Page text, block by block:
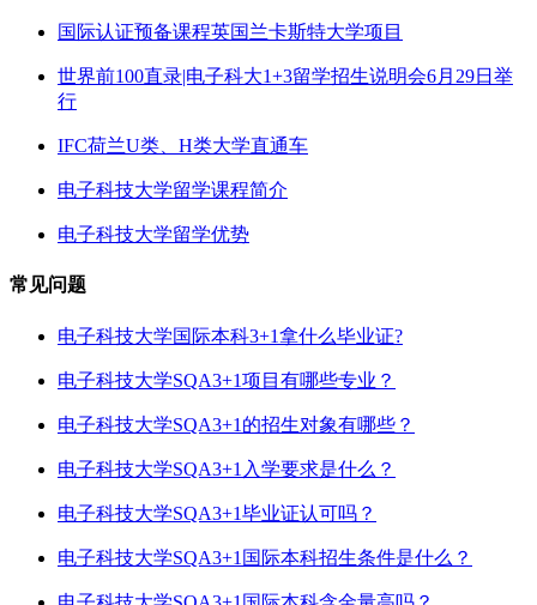
国际认证预备课程英国兰卡斯特大学项目
世界前100直录|电子科大1+3留学招生说明会6月29日举
行
IFC荷兰U类、H类大学直通车
电子科技大学留学课程简介
电子科技大学留学优势
常见问题
电子科技大学国际本科3+1拿什么毕业证?
电子科技大学SQA3+1项目有哪些专业？
电子科技大学SQA3+1的招生对象有哪些？
电子科技大学SQA3+1入学要求是什么？
电子科技大学SQA3+1毕业证认可吗？
电子科技大学SQA3+1国际本科招生条件是什么？